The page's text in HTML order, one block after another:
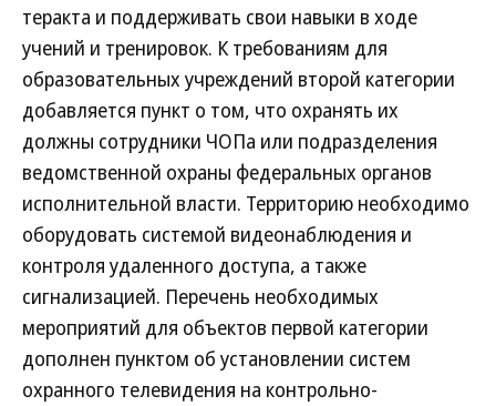
теракта и поддерживать свои навыки в ходе
учений и тренировок. К требованиям для
образовательных учреждений второй категории
добавляется пункт о том, что охранять их
должны сотрудники ЧОПа или подразделения
ведомственной охраны федеральных органов
исполнительной власти. Территорию необходимо
оборудовать системой видеонаблюдения и
контроля удаленного доступа, а также
сигнализацией. Перечень необходимых
мероприятий для объектов первой категории
дополнен пунктом об установлении систем
охранного телевидения на контрольно-